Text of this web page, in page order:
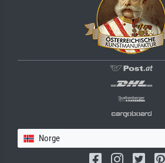
Norge